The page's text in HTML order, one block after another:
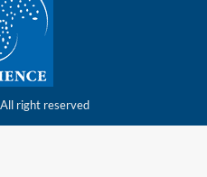
right reserved